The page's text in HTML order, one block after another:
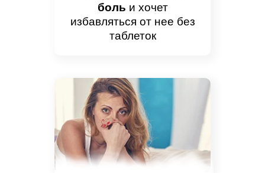
боль и хочет
избавляться от нее без
таблеток